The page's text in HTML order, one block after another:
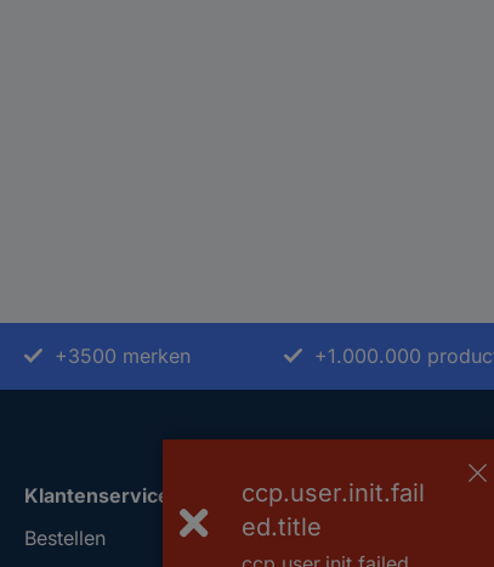
+3500 merken +1.000.000
Klantenservice
Bestellen
Over
ccp.user.init.fail
ed.title